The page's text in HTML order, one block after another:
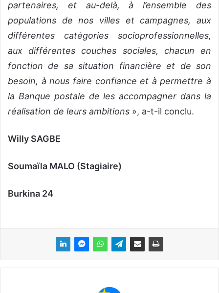
partenaires, et au-delà, à l’ensemble des
populations de nos villes et campagnes, aux
différentes catégories socioprofessionnelles,
aux différentes couches sociales, chacun en
fonction de sa situation financière et de son
besoin, à nous faire confiance et à permettre à
la Banque postale de les accompagner dans la
réalisation de leurs ambitions », a-t-il conclu.
Willy SAGBE
Soumaïla MALO (Stagiaire)
Burkina 24